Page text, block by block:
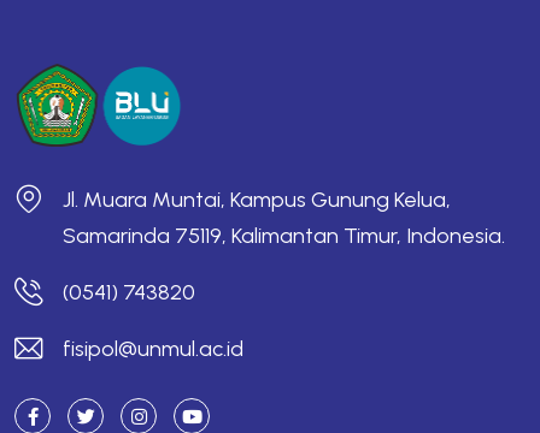
Jl. Muara Muntai, Kampus Gunung Kelua,
Samarinda 75119, Kalimantan Timur, Indonesia.
(0541) 743820
fisipol@unmul.ac.id